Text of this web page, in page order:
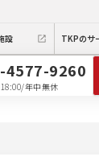
設 TKPのサ
4577-9260
年中無休